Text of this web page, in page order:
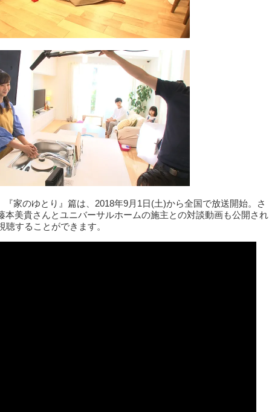
家のゆとり』篇は、2018年9月1日(土)から全国で放送開始。さ
本美貴さんとユニバーサルホームの施主との対談動画も公開され
することができます。